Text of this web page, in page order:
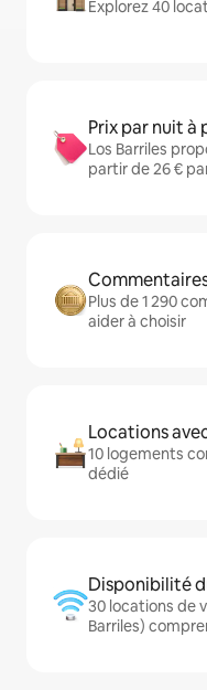
Explorez 40
Prix par nuit à
Los Barriles
partir de 26 €
Plus de 1 290
aider à choisir
Locations
10 logements
dédié
Disponibilité
30 locations de
Barriles)